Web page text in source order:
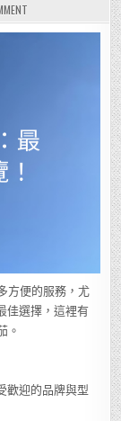
ON
香
港
品
種
與
方便的服務，尤
佳選擇，這裡有
。
歡迎的品牌與型